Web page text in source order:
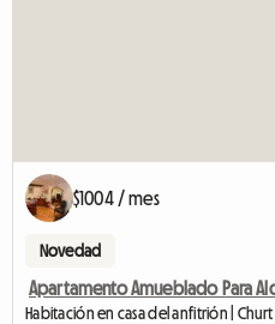
$1004 / mes
Novedad
Apartamento Amueblado Para
Habitación en casa del anfitrión | Churt